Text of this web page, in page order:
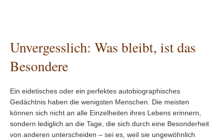
Unvergesslich: Was bleibt, ist das
Besondere
Ein eidetisches oder ein perfektes autobiographisches
Gedächtnis haben die wenigsten Menschen. Die meisten
können sich nicht an alle Einzelheiten ihres Lebens erinnern,
sondern lediglich an die Tage, die sich durch eine Besonderheit
von anderen unterscheiden – sei es, weil sie ungewöhnlich